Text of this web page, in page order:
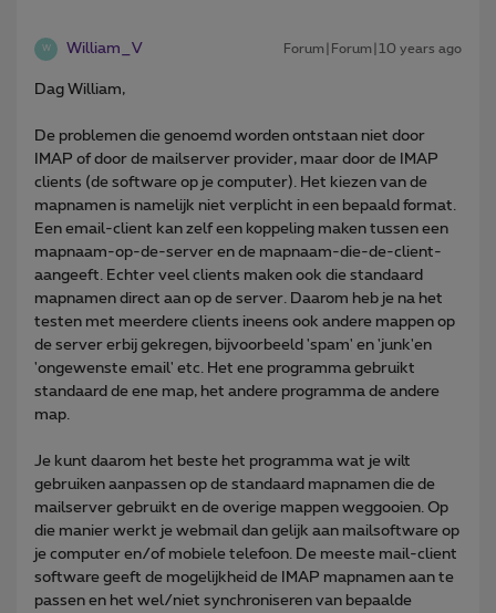
W William_V Forum|Forum|10 years ago
Dag William,
De problemen die genoemd worden ontstaan niet door
IMAP of door de mailserver provider, maar door de IMAP
clients (de software op je computer). Het kiezen van de
mapnamen is namelijk niet verplicht in een bepaald format.
Een email-client kan zelf een koppeling maken tussen een
mapnaam-op-de-server en de mapnaam-die-de-client-
aangeeft. Echter veel clients maken ook die standaard
mapnamen direct aan op de server. Daarom heb je na het
testen met meerdere clients ineens ook andere mappen op
de server erbij gekregen, bijvoorbeeld 'spam' en 'junk'en
'ongewenste email' etc. Het ene programma gebruikt
standaard de ene map, het andere programma de andere
map.
Je kunt daarom het beste het programma wat je wilt
gebruiken aanpassen op de standaard mapnamen die de
mailserver gebruikt en de overige mappen weggooien. Op
die manier werkt je webmail dan gelijk aan mailsoftware op
je computer en/of mobiele telefoon. De meeste mail-client
software geeft de mogelijkheid de IMAP mapnamen aan te
passen en het wel/niet synchroniseren van bepaalde